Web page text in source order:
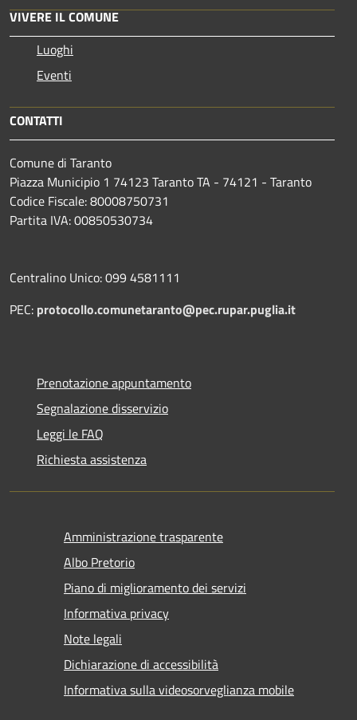
VIVERE IL COMUNE
Luoghi
Eventi
CONTATTI
Comune di Taranto
Piazza Municipio 1 74123 Taranto TA - 74121 - Taranto
Codice Fiscale: 80008750731
Partita IVA: 00850530734
Centralino Unico: 099 4581111
PEC: protocollo.comunetaranto@pec.rupar.puglia.it
Prenotazione appuntamento
Segnalazione disservizio
Leggi le FAQ
Richiesta assistenza
Amministrazione trasparente
Albo Pretorio
Piano di miglioramento dei servizi
Informativa privacy
Note legali
Dichiarazione di accessibilità
Informativa sulla videosorveglianza mobile